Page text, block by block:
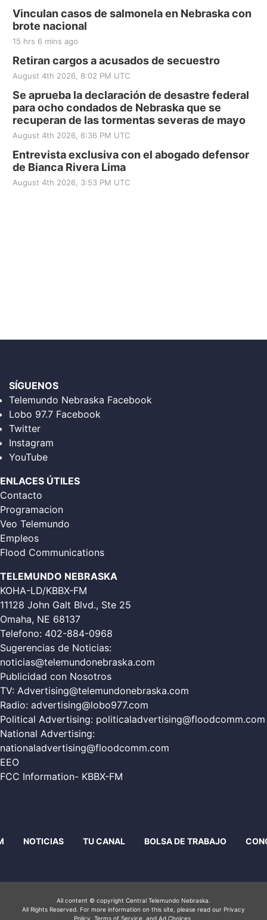
Vinculan casos de salmonela en Nebraska con
brote nacional
15 hrs 6 mins ago
Retiran cargos a acusados de secuestro
August 4th 2026, 8:02 PM UTC
Se aprueba la declaración de desastre federal
para ocho condados de Nebraska que se
recuperan de las tormentas severas de mayo
August 4th 2026, 6:36 PM UTC
Entrevista exclusiva con el abogado defensor
de Bianca Rivera Lima
August 4th 2026, 3:53 PM UTC
SÍGUENOS
Telemundo Nebraska Facebook
Lobo 97.7 Facebook
Twitter
Instagram
YouTube
ENLACES ÚTILES
Contacto
Programacion
Veo Telemundo
Empleos
Flood Communications
TELEMUNDO NEBRASKA
KOHA-LD/KBBX-FM
11128 John Galt Blvd., Ste 25
Omaha, NE 68137
Telefono: 402-884-0968
Sugerencias de Noticias:
noticias@telemundonebraska.com
Publicidad con Nosotros
TV: Advertising@telemundonebraska.com
Radio: advertising@lobo977.com
Political Advertising: politicaladvertising@floodcomm.com
National Advertising:
nationaladvertising@floodcomm.com
EEO
FCC Information- KBBX-FM
NOTICIAS TU CANAL BOLSA DE TRABAJO
All content © copyright Central Telemundo Nebraska.
All Rights Reserved. For more information on this site, please read our Privacy
Policy , Terms of Service, and Ad Choices.